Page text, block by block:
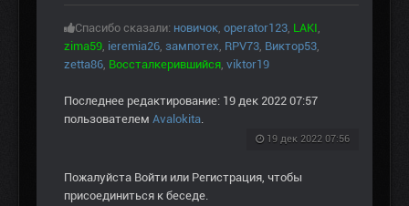
Спасибо сказали: новичок, operator123, LAKI,
zima59, ieremia26, зампотех, RPV73, Виктор53,
zetta86, Воссталкерившийся, viktor19
Последнее редактирование: 19 дек 2022 07:57
пользователем Avalokita.
19 дек 2022 07:56
Пожалуйста Войти или Регистрация, чтобы
присоединиться к беседе.